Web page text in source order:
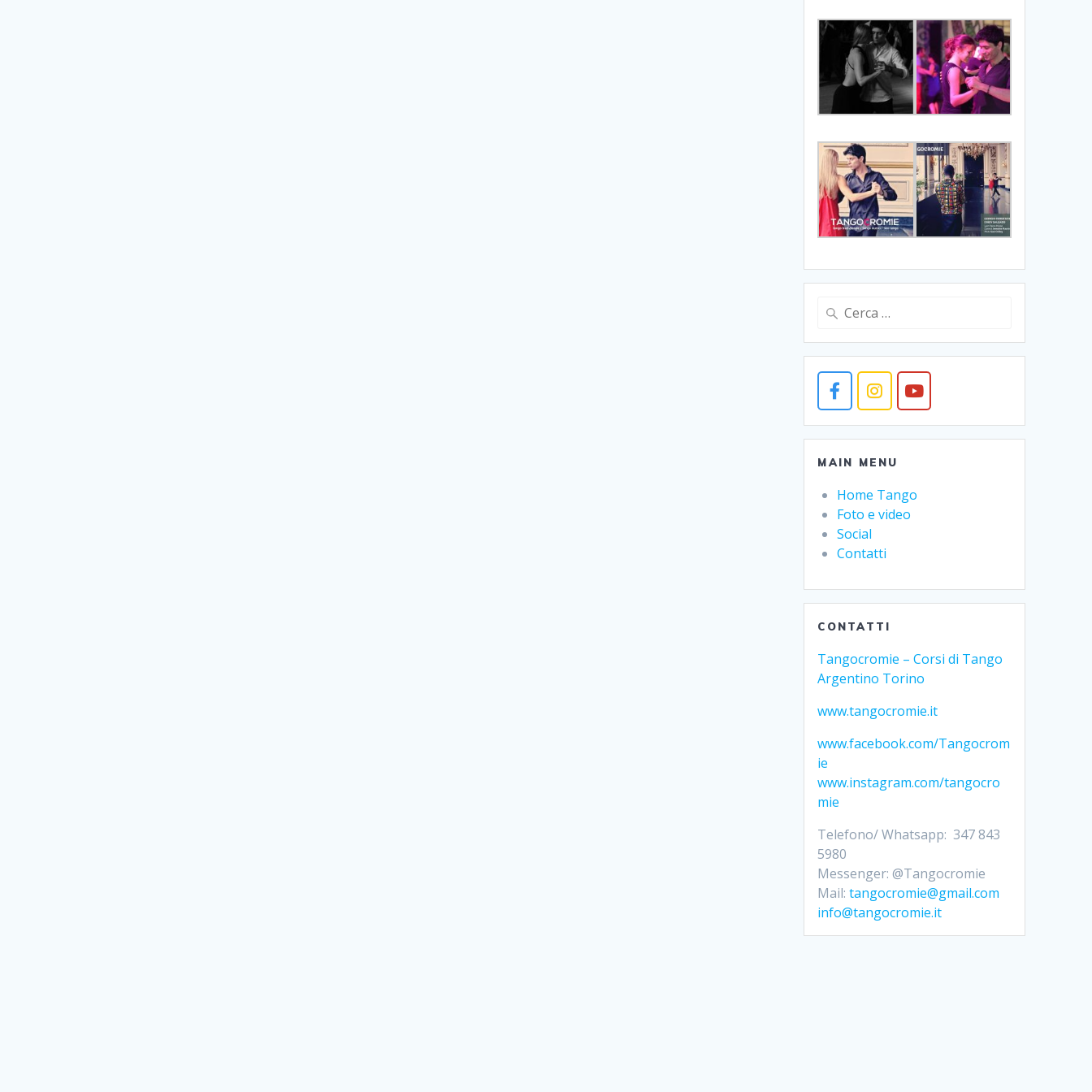
Ricerca
per:
MAIN MENU
Home Tango
Foto e video
Social
Contatti
CONTATTI
Tangocromie – Corsi di Tango
Argentino Torino
www.tangocromie.it
www.facebook.com/Tangocrom
ie
www.instagram.com/tangocro
mie
Telefono/ Whatsapp: 347 843
5980
Messenger: @Tangocromie
Mail:tangocromie@gmail.com
info@tangocromie.it